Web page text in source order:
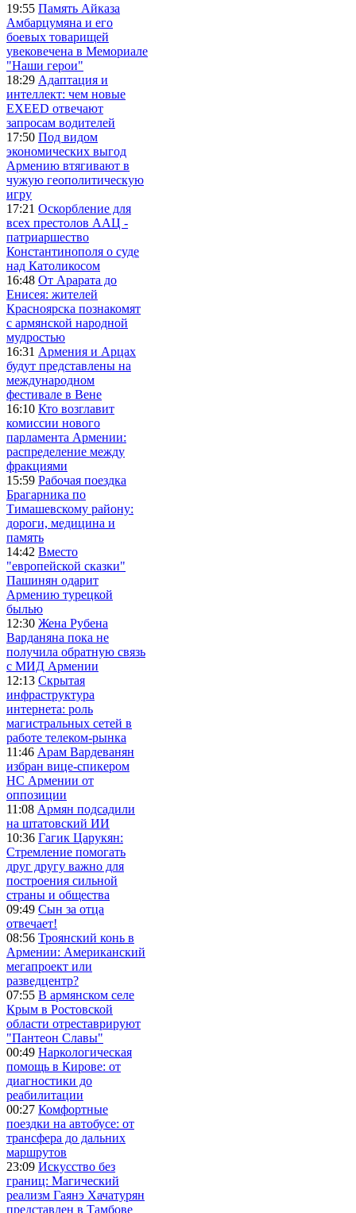
19:55 Память Айказа
Амбарцумяна и его
боевых товарищей
увековечена в Мемориале
"Наши герои"
18:29 Адаптация и
интеллект: чем новые
EXEED отвечают
запросам водителей
17:50 Под видом
экономических выгод
Армению втягивают в
чужую геополитическую
игру
17:21 Оскорбление для
всех престолов ААЦ -
патриаршество
Константинополя о суде
над Католикосом
16:48 От Арарата до
Енисея: жителей
Красноярска познакомят
с армянской народной
мудростью
16:31 Армения и Арцах
будут представлены на
международном
фестивале в Вене
16:10 Кто возглавит
комиссии нового
парламента Армении:
распределение между
фракциями
15:59 Рабочая поездка
Брагарника по
Тимашевскому району:
дороги, медицина и
память
14:42 Вместо
"европейской сказки"
Пашинян одарит
Армению турецкой
былью
12:30 Жена Рубена
Варданяна пока не
получила обратную связь
с МИД Армении
12:13 Скрытая
инфраструктура
интернета: роль
магистральных сетей в
работе телеком-рынка
11:46 Арам Вардеванян
избран вице-спикером
НС Армении от
оппозиции
11:08 Армян подсадили
на штатовский ИИ
10:36 Гагик Царукян:
Стремление помогать
друг другу важно для
построения сильной
страны и общества
09:49 Сын за отца
отвечает!
08:56 Троянский конь в
Армении: Американский
мегапроект или
разведцентр?
07:55 В армянском селе
Крым в Ростовской
области отреставрируют
"Пантеон Славы"
00:49 Наркологическая
помощь в Кирове: от
диагностики до
реабилитации
00:27 Комфортные
поездки на автобусе: от
трансфера до дальних
маршрутов
23:09 Искусство без
границ: Магический
реализм Гаянэ Хачатурян
представлен в Тамбове